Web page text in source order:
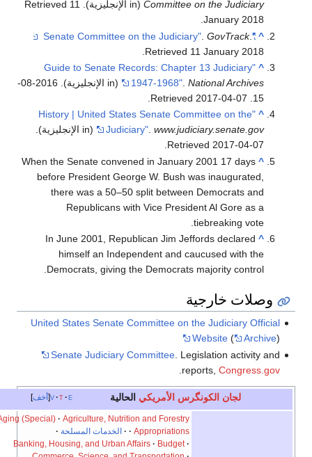
Committee on the Judiciary(in الإنجليزية) . Retrieved
11
January2018
.
^
"Senate Committee on the Judiciary"
.GovTrack.
Retrieved 11 January2018
.
^
"Guide to Senate Records: Chapter 13 Judiciary
1947-1968".National Archives
(in الإنجليزية). 2016-08-
15
. Retrieved
2017-04-07
.
^
"History | United States Senate Committee on the
Judiciary".www.judiciary.senate.gov (in الإنجليزية)
.
Retrieved2017-04-07
.
^
When the Senate convened in January 2001 17 days
before President George W. Bush was inaugurated,
there was a 50–50 split between Democrats and
Republicans with Vice President Al Gore as a
tiebreaking vote.
^
In June 2001, Republican Jim Jeffords declared
himself an Independent and caucused with the
Democrats, giving the Democrats majority control.
وصلات خارجية
United States Senate Committee on the Judiciary Official
Website( Archive
Senate Judiciary Committee . Legislation activity and
reports,Congress.gov
.
أخف v t لجان الكونگرس الأمريكيالحالية
Aging (Special)
Agriculture, Nutrition and Forestry
Appropriations
الخدمات المسلحة
Banking, Housing, and Urban Affairs
Budget